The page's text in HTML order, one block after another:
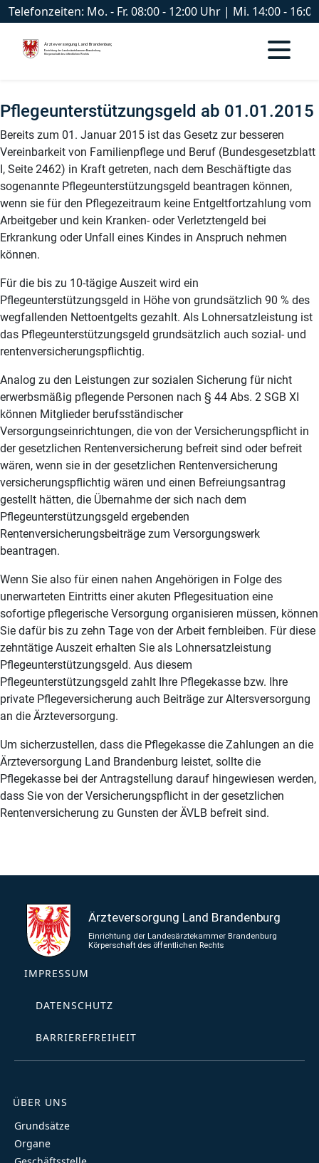
Telefonzeiten: Mo. - Fr. 08:00 - 12:00 Uhr | Mi. 14:00 -
Pflegeunterstützungsgeld ab 01.01.2015
Bereits zum 01. Januar 2015 ist das Gesetz zur besseren
Vereinbarkeit von Familienpflege und Beruf (Bundesgesetzblatt
I, Seite 2462) in Kraft getreten, nach dem Beschäftigte das
sogenannte Pflegeunterstützungsgeld beantragen können,
wenn sie für den Pflegezeitraum keine Entgeltfortzahlung vom
Arbeitgeber und kein Kranken- oder Verletztengeld bei
Erkrankung oder Unfall eines Kindes in Anspruch nehmen
können.
Für die bis zu 10-tägige Auszeit wird ein
Pflegeunterstützungsgeld in Höhe von grundsätzlich 90 % des
wegfallenden Nettoentgelts gezahlt. Als Lohnersatzleistung ist
das Pflegeunterstützungsgeld grundsätzlich auch sozial- und
rentenversicherungspflichtig.
Analog zu den Leistungen zur sozialen Sicherung für nicht
erwerbsmäßig pflegende Personen nach § 44 Abs. 2 SGB XI
können Mitglieder berufsständischer
Versorgungseinrichtungen, die von der Versicherungspflicht in
der gesetzlichen Rentenversicherung befreit sind oder befreit
wären, wenn sie in der gesetzlichen Rentenversicherung
versicherungspflichtig wären und einen Befreiungsantrag
gestellt hätten, die Übernahme der sich nach dem
Pflegeunterstützungsgeld ergebenden
Rentenversicherungsbeiträge zum Versorgungswerk
beantragen.
Wenn Sie also für einen nahen Angehörigen in Folge des
unerwarteten Eintritts einer akuten Pflegesituation eine
sofortige pflegerische Versorgung organisieren müssen, können
Sie dafür bis zu zehn Tage von der Arbeit fernbleiben. Für diese
zehntätige Auszeit erhalten Sie als Lohnersatzleistung
Pflegeunterstützungsgeld. Aus diesem
Pflegeunterstützungsgeld zahlt Ihre Pflegekasse bzw. Ihre
private Pflegeversicherung auch Beiträge zur Altersversorgung
an die Ärzteversorgung.
Um sicherzustellen, dass die Pflegekasse die Zahlungen an die
Ärzteversorgung Land Brandenburg leistet, sollte die
Pflegekasse bei der Antragstellung darauf hingewiesen werden,
dass Sie von der Versicherungspflicht in der gesetzlichen
Rentenversicherung zu Gunsten der ÄVLB befreit sind.
IMPRESSUM
DATENSCHUTZ
BARRIEREFREIHEIT
ÜBER UNS
Grundsätze
Organe